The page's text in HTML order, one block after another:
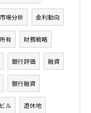
市場分析 金利動向
有 財務戦略
銀行評価 融資
銀行融資
ル 遊休地